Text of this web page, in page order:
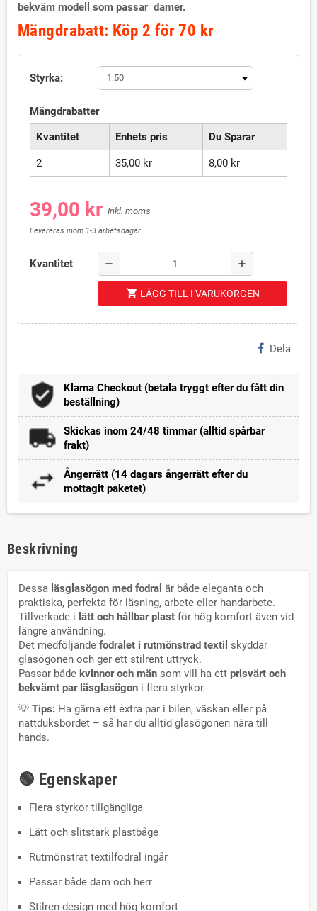
bekväm modell som passar damer.
Mängdrabatt: Köp 2 för 70 kr
Styrka:
Mängdrabatter
Kvantitet
Enhets pris Du Sparar
2 35,00 kr 8,00 kr
39,00 kr Inkl. moms
Levereras inom 1-3 arbetsdagar
Kvantitet remove add
shopping_cart LÄGG TILL I VARUKORGEN
Dela
Klarna Checkout (betala tryggt efter du fått din
beställning)
Skickas inom 24/48 timmar (alltid spårbar
frakt)
Ångerrätt (14 dagars ångerrätt efter du
mottagit paketet)
Beskrivning
Dessa läsglasögon med fodral är både eleganta och
praktiska, perfekta för läsning, arbete eller handarbete.
Tillverkade i lätt och hållbar plast för hög komfort även vid
längre användning.
Det medföljande fodralet i rutmönstrad textil skyddar
glasögonen och ger ett stilrent uttryck.
Passar både kvinnor och män som vill ha ett prisvärt och
bekvämt par läsglasögon i flera styrkor.
💡 Tips: Ha gärna ett extra par i bilen, väskan eller på
nattduksbordet – så har du alltid glasögonen nära till
hands.
🟢 Egenskaper
Flera styrkor tillgängliga
Lätt och slitstark plastbåge
Rutmönstrat textilfodral ingår
Passar både dam och herr
Stilren design med hög komfort